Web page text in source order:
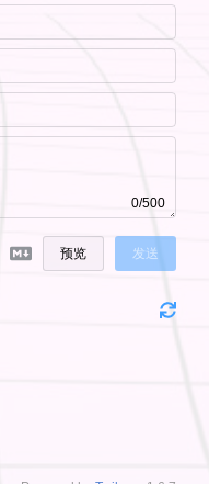
0/500
预览 发送